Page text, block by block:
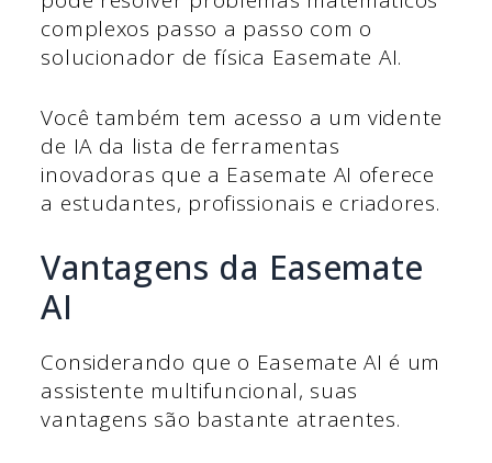
complexos passo a passo com o
solucionador de física Easemate AI.
Você também tem acesso a um vidente
de IA da lista de ferramentas
inovadoras que a Easemate AI oferece
a estudantes, profissionais e criadores.
Vantagens da Easemate
AI
Considerando que o Easemate AI é um
assistente multifuncional, suas
vantagens são bastante atraentes.